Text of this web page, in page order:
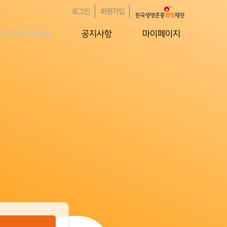
로그인 회원가입
중클리닝활동 공지사항 마이페이지